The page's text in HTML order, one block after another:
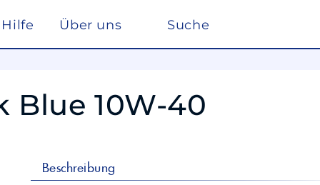
Hilfe Über uns Suche
Pflege, Reinigung und Optimierung
Frostschutz
Alkylatbenzin
in
Individuelle Lösungen
elf Glysantin
Mobil
Blue 10W-40
Beschreibung